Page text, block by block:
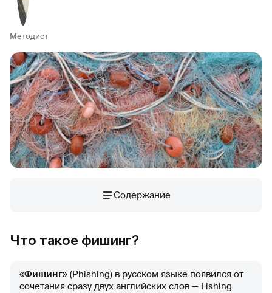
Методист
Содержание
Что такое фишинг?
«Фишинг» (Phishing) в русском языке появился от
сочетания сразу двух английских слов — Fishing